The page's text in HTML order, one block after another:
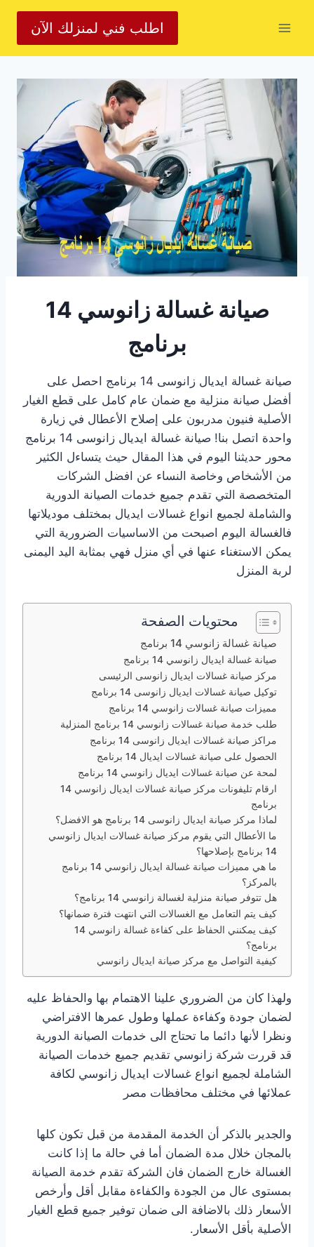
اطلب فني لمنزلك الآن
صيانة غسالة زانوسي 14
برنامج
صيانة غسالة ايديال زانوسى 14 برنامج احصل على
أفضل صيانة منزلية مع ضمان عام كامل على قطع الغيار
الأصلية فنيون مدربون على إصلاح الأعطال في زيارة
واحدة اتصل بنا! صيانة غسالة ايديال زانوسى 14 برنامج
محور حديثنا اليوم في هذا المقال حيث يتساءل الكثير
من الأشخاص وخاصة النساء عن افضل الشركات
المتخصصة التي تقدم جميع خدمات الصيانة الدورية
والشاملة لجميع انواع غسالات ايديال بمختلف موديلاتها
فالغسالة اليوم اصبحت من الاساسيات الضرورية التي
يمكن الاستغناء عنها في أي منزل فهي بمثابة اليد اليمنى
لربة المنزل
محتويات الصفحة
صيانة غسالة زانوسي 14 برنامج
صيانة غسالة ايديال زانوسي 14 برنامج
مركز صيانة غسالات ايديال زانوسى الرئيسى
توكيل صيانة غسالات ايديال زانوسى 14 برنامج
مميزات صيانة غسالات زانوسي 14 برنامج
طلب خدمة صيانة غسالات زانوسي 14 برنامج المنزلية
مراكز صيانة غسالات ايديال زانوسى 14 برنامج
الحصول على صيانة غسالات ايديال 14 برنامج
لمحة عن صيانة غسالات ايديال زانوسي 14 برنامج
ارقام تليفونات مركز صيانة غسالات ايديال زانوسي 14
برنامج
لماذا مركز صيانة ايديال زانوسى 14 برنامج هو الافضل؟
ما الأعطال التي يقوم مركز صيانة غسالات ايديال زانوسي
14 برنامج بإصلاحها؟
ما هي مميزات صيانة غسالة ايديال زانوسي 14 برنامج
بالمركز؟
هل تتوفر صيانة منزلية لغسالة زانوسي 14 برنامج؟
كيف يتم التعامل مع الغسالات التي انتهت فترة ضمانها؟
كيف يمكنني الحفاظ على كفاءة غسالة زانوسي 14
برنامج؟
كيفية التواصل مع مركز صيانة ايديال زانوسي
ولهذا كان من الضروري علينا الاهتمام بها والحفاظ عليه
لضمان جودة وكفاءة عملها وطول عمرها الافتراضي
ونظرا لأنها دائما ما تحتاج الى خدمات الصيانة الدورية
قد قررت شركة زانوسي تقديم جميع خدمات الصيانة
الشاملة لجميع انواع غسالات ايديال زانوسي لكافة
عملائها في مختلف محافظات مصر
والجدير بالذكر أن الخدمة المقدمة من قبل تكون كلها
بالمجان خلال مدة الضمان أما في حالة ما إذا كانت
الغسالة خارج الضمان فان الشركة تقدم خدمة الصيانة
بمستوى عال من الجودة والكفاءة مقابل أقل وأرخص
الأسعار ذلك بالاضافة الى ضمان توفير جميع قطع الغيار
الأصلية بأقل الأسعار.